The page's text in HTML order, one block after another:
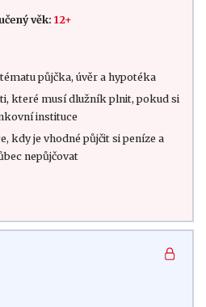
věk: 12+
půjčka, úvěr a hypotéka
které musí dlužník plnit, pokud si
instituce
kdy je vhodné půjčit si peníze a
nepůjčovat